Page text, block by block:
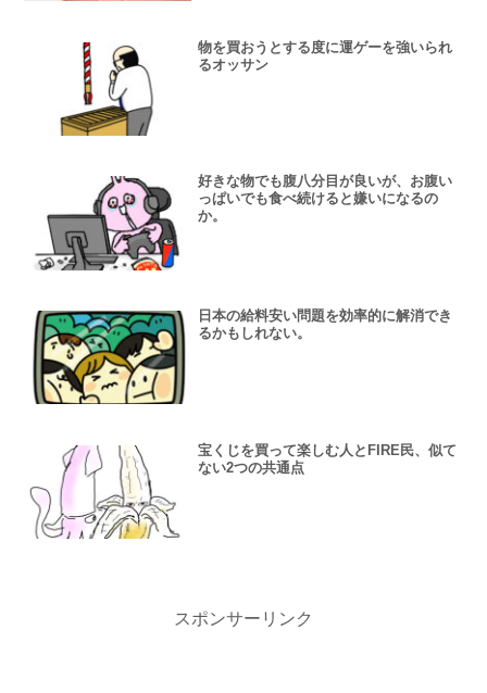
物を買おうとする度に運ゲーを強いられ
るオッサン
好きな物でも腹八分目が良いが、お腹い
っぱいでも食べ続けると嫌いになるの
か。
日本の給料安い問題を効率的に解消でき
るかもしれない。
宝くじを買って楽しむ人とFIRE民、似て
ない2つの共通点
スポンサーリンク